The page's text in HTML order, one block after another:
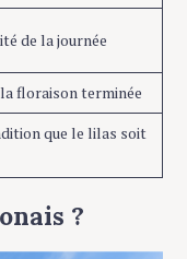
de la journée
floraison terminée
que le lilas soit
?